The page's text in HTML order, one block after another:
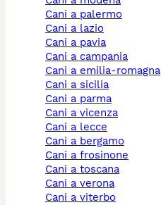
cani a palermo
cani a lazio
cani a pavia
cani a campania
cani a emilia-romagna
cani a sicilia
cani a parma
cani a vicenza
cani a lecce
cani a bergamo
cani a frosinone
cani a toscana
cani a verona
cani a viterbo